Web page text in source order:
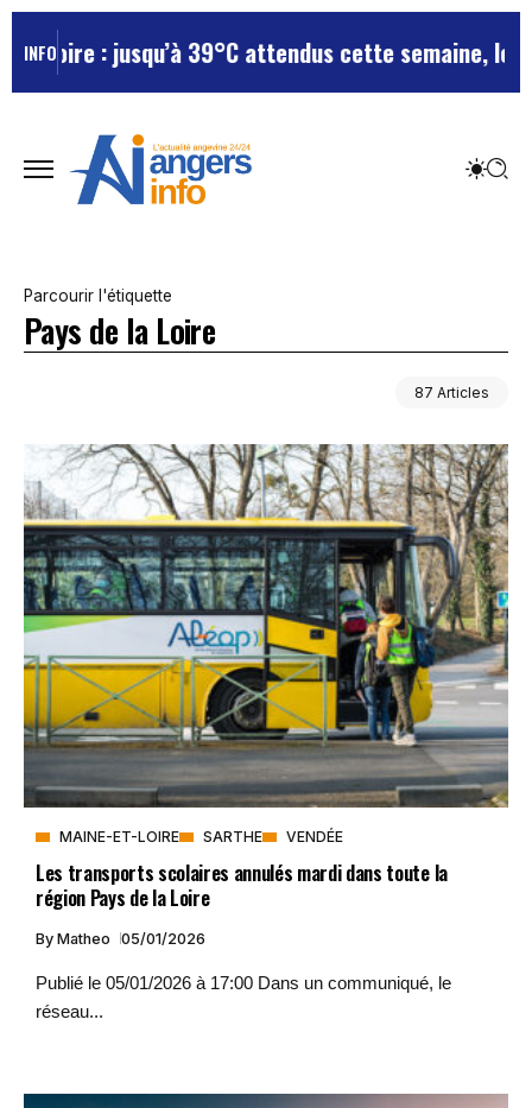
INFO 39°C attendus cette semaine, le département
Parcourir l'étiquette
Pays de la Loire
87 Articles
MAINE-ET-LOIRE SARTHE VENDÉE
Les transports scolaires annulés mardi dans toute la
région Pays de la Loire
By Matheo 05/01/2026
Publié le 05/01/2026 à 17:00 Dans un communiqué, le
réseau...